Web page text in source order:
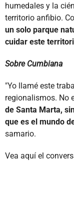
humedales y la
territorio anfibio.
un solo parque
cuidar este
Sobre Cumbiana
"Yo llamé este
regionalismos. No
de Santa Marta,
que es el mundo
samario.
Vea aquí el